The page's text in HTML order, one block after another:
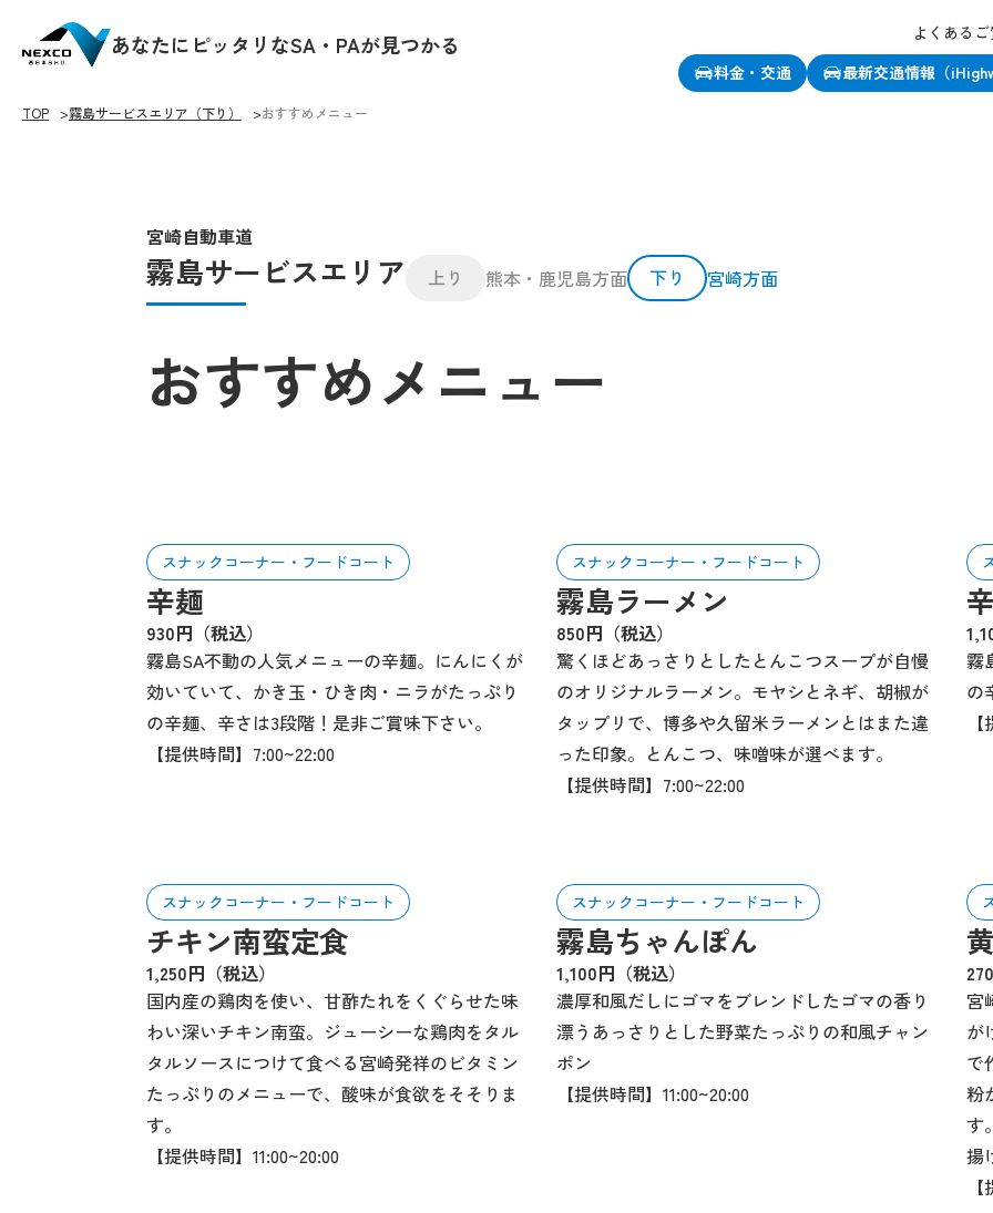
あなたにピッタリなSA・PAが見つかる
よくある
料金・交通
最新交通情報（
TOP 霧島サービスエリア（下り） おすすめメニュー
宮崎自動車道
霧島サービスエリア 上り 熊本・鹿児島方面 下り 宮崎方面
おすすめメニュー
スナックコーナー・フードコート
辛麺
930円（税込）
霧島SA不動の人気メニューの辛麺。にんにくが
効いていて、かき玉・ひき肉・ニラがたっぷり
の辛麺、辛さは3段階！是非ご賞味下さい。
【提供時間】7:00~22:00
スナックコーナー・フードコート
霧島ラーメン
850円（税込）
驚くほどあっさりとしたとんこつスープが自慢
のオリジナルラーメン。モヤシとネギ、胡椒が
タップリで、博多や久留米ラーメンとはまた違
った印象。とんこつ、味噌味が選べます。
【提供時間】7:00~22:00
霧
の
スナックコーナー・フードコート
チキン南蛮定食
1,250円（税込）
国内産の鶏肉を使い、甘酢たれをくぐらせた味
わい深いチキン南蛮。ジューシーな鶏肉をタル
タルソースにつけて食べる宮崎発祥のビタミン
たっぷりのメニューで、酸味が食欲をそそりま
す。
【提供時間】11:00~20:00
スナックコーナー・フードコート
霧島ちゃんぽん
1,100円（税込）
濃厚和風だしにゴマをブレンドしたゴマの香り
漂うあっさりとした野菜たっぷりの和風チャン
ポン
【提供時間】11:00~20:00
宮
が
で
粉
す
揚